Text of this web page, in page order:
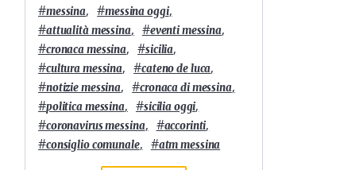
#messina, #messina oggi,
#attualità messina, #eventi messina,
#cronaca messina, #sicilia,
#cultura messina, #cateno de luca,
#notizie messina, #cronaca di messina,
#politica messina, #sicilia oggi,
#coronavirus messina, #accorinti,
#consiglio comunale, #atm messina